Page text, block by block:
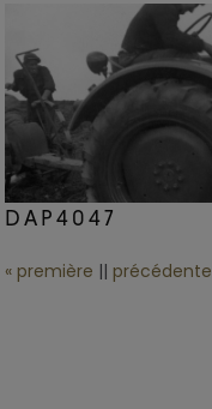
DAP4047
« première || précédente